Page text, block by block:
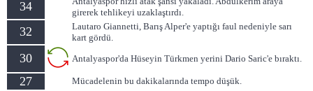
34
girerek tehlikeyi uzaklaştırdı.
32
Lautaro Giannetti, Barış Alper'e yaptığı faul nedeniyle sarı
kart gördü.
30 Antalyaspor'da Hüseyin Türkmen yerini Dario Saric'e bıraktı.
27 Mücadelenin bu dakikalarında tempo düşük.